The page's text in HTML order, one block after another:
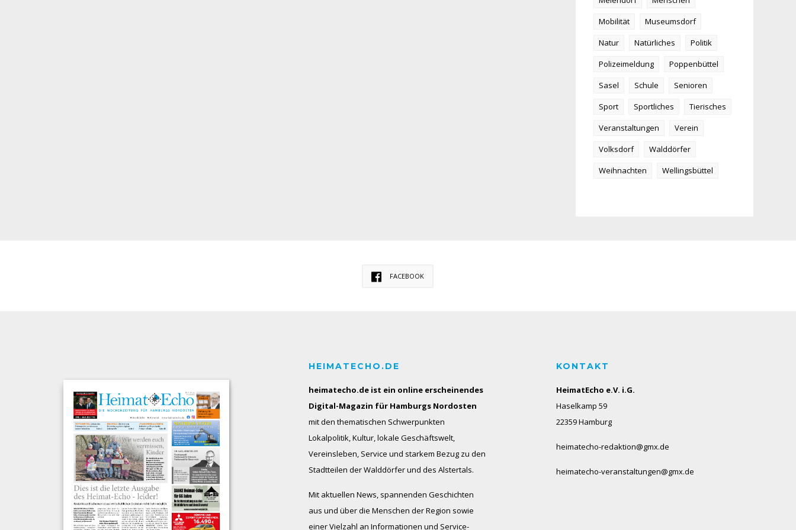
Mobilität
Museumsdorf
Natur
Natürliches
Politik
Polizeimeldung
Poppenbüttel
Sasel
Schule
Senioren
Sport
Sportliches
Tierisches
Veranstaltungen
Verein
Volksdorf
Walddörfer
Weihnachten
Wellingsbüttel
FACEBOOK
HEIMATECHO.DE
heimatecho.de ist ein online erscheinendes
Digital-Magazin für Hamburgs Nordosten
mit den thematischen Schwerpunkten
Lokalpolitik, Kultur, lokale Geschäftswelt,
Vereinsleben, Service und starkem Bezug zu den
Stadtteilen der Walddörfer und des Alstertals.
Mit aktuellen News, spannenden Geschichten
aus und über die Menschen der Region sowie
einer Vielzahl an Informationen und Service-
KONTAKT
HeimatEcho e.V. i.G.
Haselkamp 59
22359 Hamburg
heimatecho-redaktion@gmx.de
heimatecho-veranstaltungen@gmx.de